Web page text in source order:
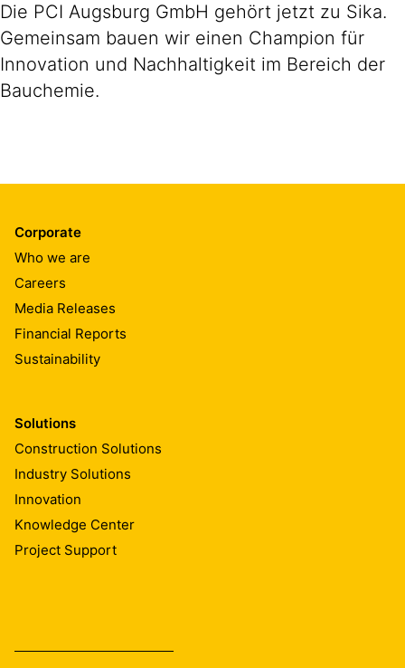
Die PCI Augsburg GmbH gehört jetzt zu Sika.
Gemeinsam bauen wir einen Champion für
Innovation und Nachhaltigkeit im Bereich der
Bauchemie.
Corporate
Who we are
Careers
Media Releases
Financial Reports
Sustainability
Solutions
Construction Solutions
Industry Solutions
Innovation
Knowledge Center
Project Support